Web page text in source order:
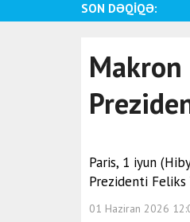
SON DƏQİQƏ:
Makron
Paris, 1 iyun
Prezidenti Feliks
01 Haziran 2026